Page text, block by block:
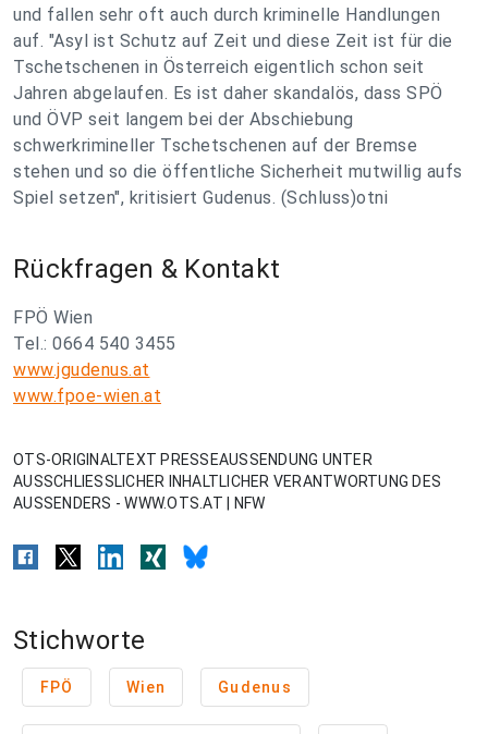
und fallen sehr oft auch durch kriminelle Handlungen
auf. "Asyl ist Schutz auf Zeit und diese Zeit ist für die
Tschetschenen in Österreich eigentlich schon seit
Jahren abgelaufen. Es ist daher skandalös, dass SPÖ
und ÖVP seit langem bei der Abschiebung
schwerkrimineller Tschetschenen auf der Bremse
stehen und so die öffentliche Sicherheit mutwillig aufs
Spiel setzen", kritisiert Gudenus. (Schluss)otni
Rückfragen & Kontakt
FPÖ Wien
Tel.: 0664 540 3455
www.jgudenus.at
www.fpoe-wien.at
OTS-ORIGINALTEXT PRESSEAUSSENDUNG UNTER
AUSSCHLIESSLICHER INHALTLICHER VERANTWORTUNG DES
AUSSENDERS - WWW.OTS.AT | NFW
Stichworte
FPÖ Wien Gudenus